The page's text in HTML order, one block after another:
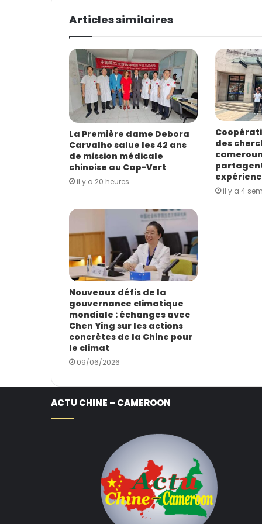
r
e
d
e
E
m
a
i
l
Articles similaires
La Première dame Debora
Carvalho salue les 42 ans
de mission médicale
chinoise au Cap-Vert
il y a 20 heures
des
il y a 4
Nouveaux défis de la
gouvernance climatique
mondiale : échanges avec
Chen Ying sur les actions
concrètes de la Chine pour
le climat
09/06/2026
ACTU CHINE – CAMEROON